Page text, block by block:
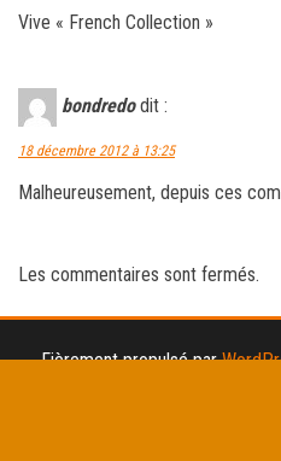
Vive « French Collection »
bondredo dit :
18 décembre 2012 à 13:25
Malheureusement, depuis ces
Les commentaires sont fermés.
Fièrement propulsé par